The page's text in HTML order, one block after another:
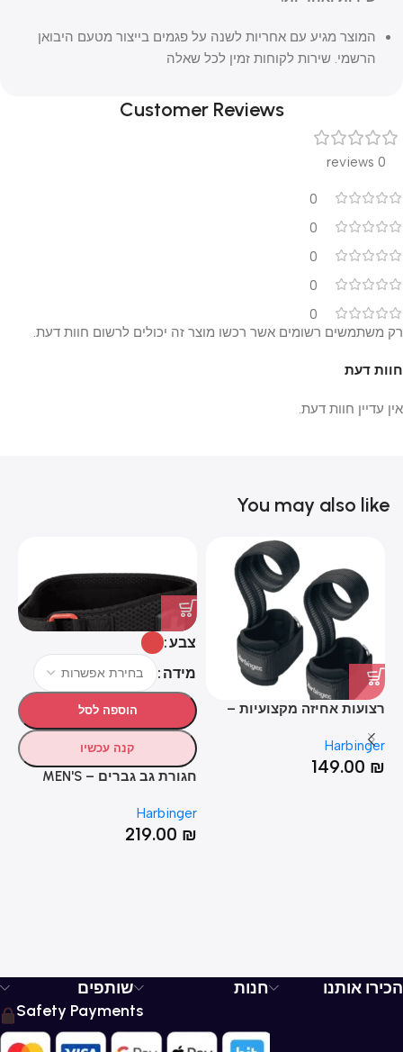
המוצר מגיע עם אחריות לשנה על פגמים בייצור מטעם היבואן
הרשמי. שירות לקוחות זמין לכל שאלה
Customer Reviews
0 reviews
0
0
0
0
0
חוות דעת
אין עדיין חוות דעת.
רק משתמשים רשומים אשר רכשו מוצר זה יכולים לרשום חוות דעת.
You may also like
רצועות אחיזה מקצועיות –
STRAPS
Harbinger
149.00 ₪
צבע
מידה
הוספה לסל
קנה עכשיו
חגורת גב גברים – MEN'S
Harbinger
219.00 ₪
הכירו אותנו חנות
שותפים
Safety Payments